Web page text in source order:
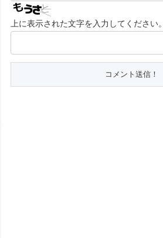
上に表示された文字を入力してください。